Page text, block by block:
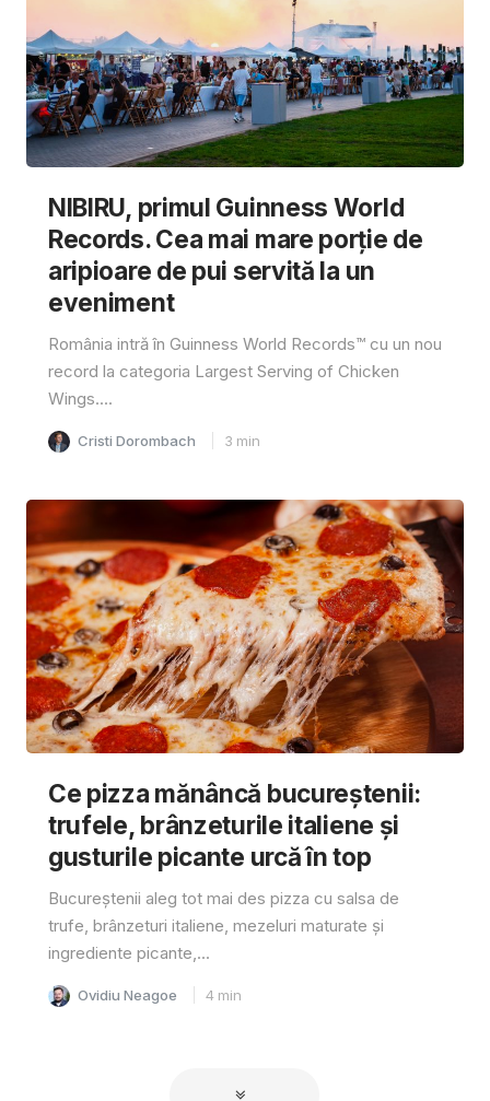
NIBIRU, primul Guinness World
Records. Cea mai mare porție de
aripioare de pui servită la un
eveniment
România intră în Guinness World Records™️ cu un nou
record la categoria Largest Serving of Chicken
Wings....
Cristi Dorombach 3 min
Ce pizza mănâncă bucureștenii:
trufele, brânzeturile italiene și
gusturile picante urcă în top
Bucureștenii aleg tot mai des pizza cu salsa de
trufe, brânzeturi italiene, mezeluri maturate și
ingrediente picante,...
Ovidiu Neagoe 4 min